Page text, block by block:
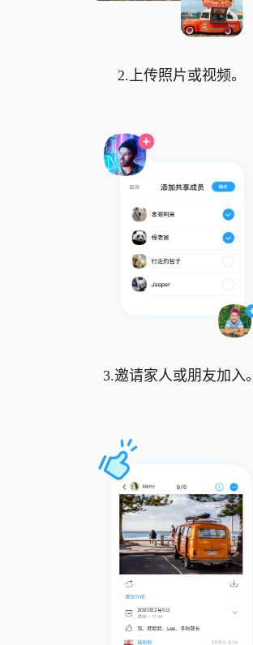
2.上传照片或视频。
3.邀请家人或朋友加入。